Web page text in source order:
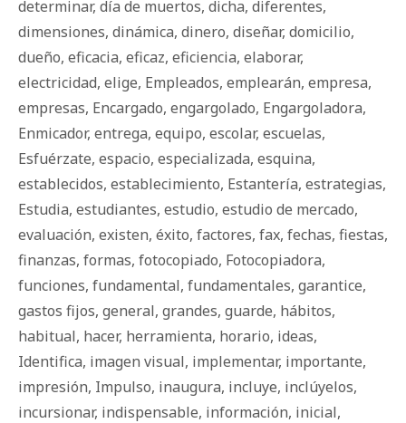
determinar, día de muertos, dicha, diferentes,
dimensiones, dinámica, dinero, diseñar, domicilio,
dueño, eficacia, eficaz, eficiencia, elaborar,
electricidad, elige, Empleados, emplearán, empresa,
empresas, Encargado, engargolado, Engargoladora,
Enmicador, entrega, equipo, escolar, escuelas,
Esfuérzate, espacio, especializada, esquina,
establecidos, establecimiento, Estantería, estrategias,
Estudia, estudiantes, estudio, estudio de mercado,
evaluación, existen, éxito, factores, fax, fechas, fiestas,
finanzas, formas, fotocopiado, Fotocopiadora,
funciones, fundamental, fundamentales, garantice,
gastos fijos, general, grandes, guarde, há­bi­tos,
habitual, hacer, herramienta, horario, ideas,
Identifica, imagen visual, implementar, importante,
impresión, Impulso, inaugura, incluye, inclúyelos,
incursionar, indispensable, información, inicial,